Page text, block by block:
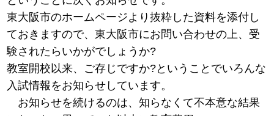
東大阪市のホームページより抜粋した資料を添付し
ておきますので、東大阪市にお問い合わせの上、受
験されたらいかがでしょうか?
教室開校以来、ご存じですか?ということでいろんな
入試情報をお知らせしています。
お知らせを続けるのは、知らなくて不本意な結果